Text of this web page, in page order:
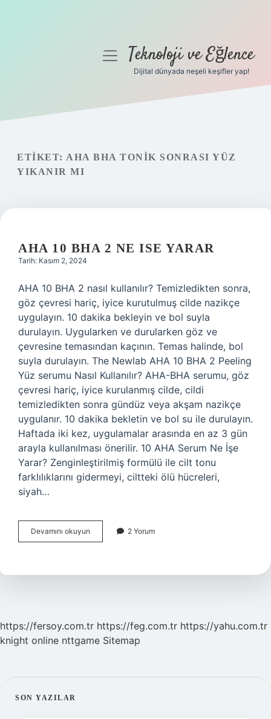
Gizlilik Politikası
Hakkımızda
menüyüTeknoloji ve Eğlence
Dijital dünyada neşeli keşifler yap!
ETIKET: AHA BHA TONIK SONRASI YÜZ
YIKANIR MI
AHA 10 BHA 2 NE ISE YARAR
Tarih: Kasım 2, 2024
AHA 10 BHA 2 nasıl kullanılır? Temizledikten sonra,
göz çevresi hariç, iyice kurutulmuş cilde nazikçe
uygulayın. 10 dakika bekleyin ve bol suyla
durulayın. Uygularken ve durularken göz ve
çevresine temasından kaçının. Temas halinde, bol
suyla durulayın. The Newlab AHA 10 BHA 2 Peeling
Yüz serumu Nasıl Kullanılır? AHA-BHA serumu, göz
çevresi hariç, iyice kurulanmış cilde, cildi
temizledikten sonra gündüz veya akşam nazikçe
uygulanır. 10 dakika bekletin ve bol su ile durulayın.
Haftada iki kez, uygulamalar arasında en az 3 gün
arayla kullanılması önerilir. 10 AHA Serum Ne İşe
Yarar? Zenginleştirilmiş formülü ile cilt tonu
farklılıklarını gidermeyi, ciltteki ölü hücreleri,
siyah…
Devamını okuyun
10
Ne
2 Yorum
https://fersoy.com.tr https://feg.com.tr https://yahu.com.tr
knight online nttgame Sitemap
SIDEBAR
SON YAZILAR